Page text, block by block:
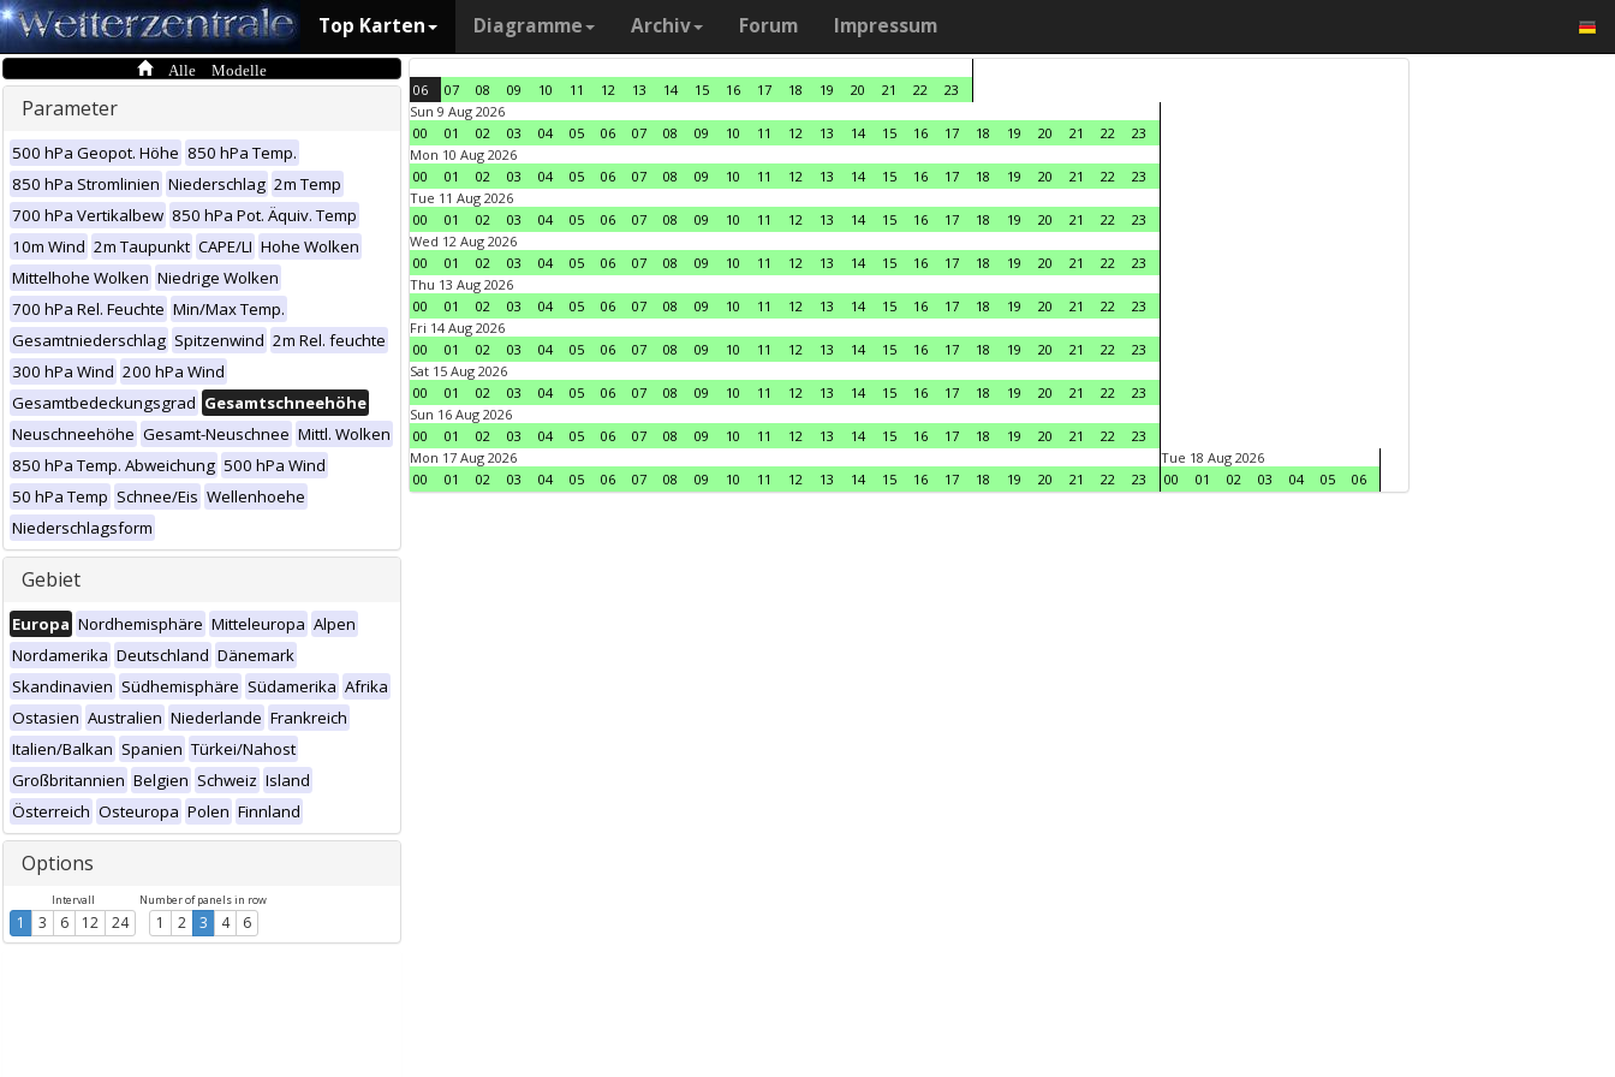
Top Karten Diagramme Archiv Forum Impressum
Alle Modelle
Parameter
500 hPa Geopot. Höhe 850 hPa Temp.
850 hPa Stromlinien Niederschlag 2m Temp
700 hPa Vertikalbew 850 hPa Pot. Äquiv. Temp
10m Wind 2m Taupunkt CAPE/LI Hohe Wolken
Mittelhohe Wolken Niedrige Wolken
700 hPa Rel. Feuchte Min/Max Temp.
Gesamtniederschlag Spitzenwind 2m Rel. feuchte
300 hPa Wind 200 hPa Wind
Gesamtbedeckungsgrad Gesamtschneehöhe
Neuschneehöhe Gesamt-Neuschnee Mittl. Wolken
850 hPa Temp. Abweichung 500 hPa Wind
50 hPa Temp Schnee/Eis Wellenhoehe
Niederschlagsform
Gebiet
Europa Nordhemisphäre Mitteleuropa Alpen
Nordamerika Deutschland Dänemark
Skandinavien Südhemisphäre Südamerika Afrika
Ostasien Australien Niederlande Frankreich
Italien/Balkan Spanien Türkei/Nahost
Großbritannien Belgien Schweiz Island
Österreich Osteuropa Polen Finnland
Options
Intervall
1 3 6 12 24
Number of panels in row
1 2 3 4 6
06 07 08 09 10 11 12 13 14 15 16 17 18 19 20 21 22
23
Sun 9 Aug 2026
00
01 02 03 04 05 06 07 08 09 10 11 12 13 14 15 16 17 18 19 20 21 22
23
Mon 10 Aug 2026
00
01 02 03 04 05 06 07 08 09 10 11 12 13 14 15 16 17 18 19 20 21 22
23
Tue 11 Aug 2026
00
01 02 03 04 05 06 07 08 09 10 11 12 13 14 15 16 17 18 19 20 21 22
23
Wed 12 Aug 2026
00
01 02 03 04 05 06 07 08 09 10 11 12 13 14 15 16 17 18 19 20 21 22
23
Thu 13 Aug 2026
00
01 02 03 04 05 06 07 08 09 10 11 12 13 14 15 16 17 18 19 20 21 22
23
Fri 14 Aug 2026
00
01 02 03 04 05 06 07 08 09 10 11 12 13 14 15 16 17 18 19 20 21 22
23
Sat 15 Aug 2026
00
01 02 03 04 05 06 07 08 09 10 11 12 13 14 15 16 17 18 19 20 21 22
23
Sun 16 Aug 2026
00
01 02 03 04 05 06 07 08 09 10 11 12 13 14 15 16 17 18 19 20 21 22
23
Mon 17 Aug 2026
00
01 02 03 04 05 06 07 08 09 10 11 12 13 14 15 16 17 18 19 20 21 22 23
Tue 18 Aug 2026
00
01 02 03 04 05 06